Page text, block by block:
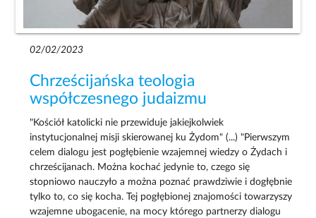
02/02/2023
Chrześcijańska teologia
współczesnego judaizmu
"Kościół katolicki nie przewiduje jakiejkolwiek
instytucjonalnej misji skierowanej ku Żydom" (...) "Pierwszym
celem dialogu jest pogłębienie wzajemnej wiedzy o Żydach i
chrześcijanach. Można kochać jedynie to, czego się
stopniowo nauczyło a można poznać prawdziwie i dogłębnie
tylko to, co się kocha. Tej pogłębionej znajomości towarzyszy
wzajemne ubogacenie, na mocy którego partnerzy dialogu